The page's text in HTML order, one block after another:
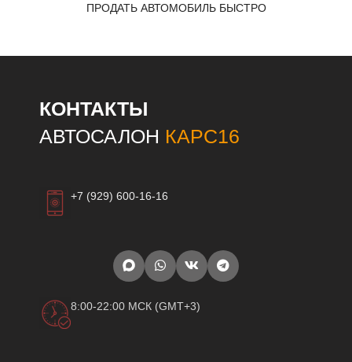
ПРОДАТЬ АВТОМОБИЛЬ БЫСТРО
КОНТАКТЫ
АВТОСАЛОН КАРС16
+7 (929) 600-16-16
8:00-22:00 МСК (GMT+3)